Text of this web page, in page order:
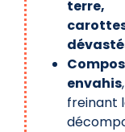
terre,
envahis,
freinant